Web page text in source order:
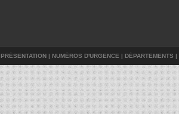
PRÉSENTATION | NUMÉROS D'URGENCE | DÉPARTEMENTS |